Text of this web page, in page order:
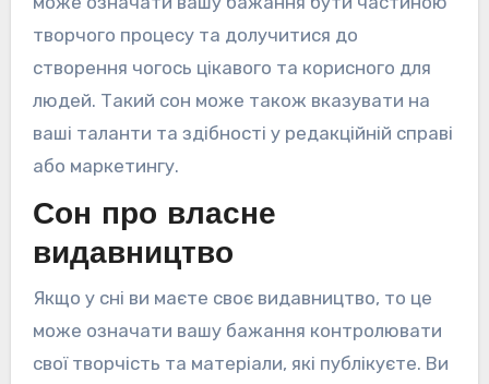
творчого процесу та долучитися до
створення чогось цікавого та корисного для
людей. Такий сон може також вказувати на
ваші таланти та здібності у редакційній справі
або маркетингу.
Сон про власне
видавництво
Якщо у сні ви маєте своє видавництво, то це
може означати вашу бажання контролювати
свої творчість та матеріали, які публікуєте. Ви